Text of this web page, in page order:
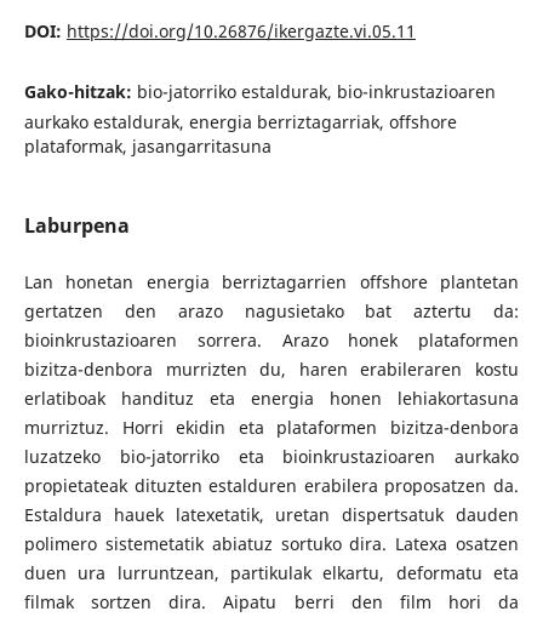
DOI: https://doi.org/10.26876/ikergazte.vi.05.11
Gako-hitzak: bio-jatorriko estaldurak, bio-inkrustazioaren
aurkako estaldurak, energia berriztagarriak, offshore
plataformak, jasangarritasuna
Laburpena
Lan honetan energia berriztagarrien offshore plantetan
gertatzen den arazo nagusietako bat aztertu da:
bioinkrustazioaren sorrera. Arazo honek plataformen
bizitza-denbora murrizten du, haren erabileraren kostu
erlatiboak handituz eta energia honen lehiakortasuna
murriztuz. Horri ekidin eta plataformen bizitza-denbora
luzatzeko bio-jatorriko eta bioinkrustazioaren aurkako
propietateak dituzten estalduren erabilera proposatzen da.
Estaldura hauek latexetatik, uretan dispertsatuk dauden
polimero sistemetatik abiatuz sortuko dira. Latexa osatzen
duen ura lurruntzean, partikulak elkartu, deformatu eta
filmak sortzen dira. Aipatu berri den film hori da